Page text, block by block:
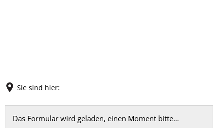
Sie sind hier:
Feedback
Das Formular wird geladen, einen Moment bitte…